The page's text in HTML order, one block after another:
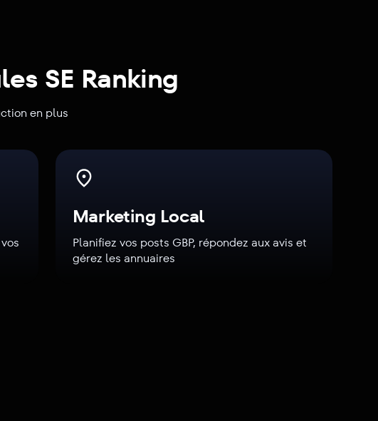
SE Ranking
en plus
Marketing Local
Planifiez vos posts GBP, répondez aux avis et
gérez les annuaires